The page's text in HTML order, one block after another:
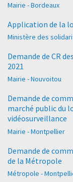
Mairie - Bordeaux
Application de la
Ministère des
Demande de CR
2021
Mairie - Nouvoitou
Demande de
marché public du
vidéosurveillance
Mairie - Montpellier
Demande de
de la Métropole
Métropole -